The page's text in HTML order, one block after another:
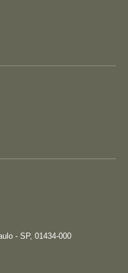
- SP, 01434-000